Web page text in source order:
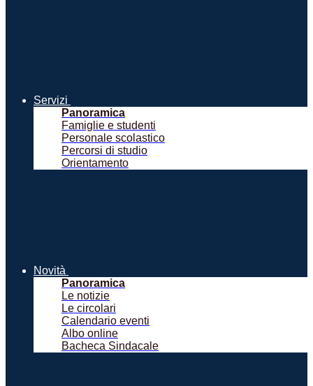
Servizi
Panoramica
Famiglie e studenti
Personale scolastico
Percorsi di studio
Orientamento
Novità
Panoramica
Le notizie
Le circolari
Calendario eventi
Albo online
Bacheca Sindacale